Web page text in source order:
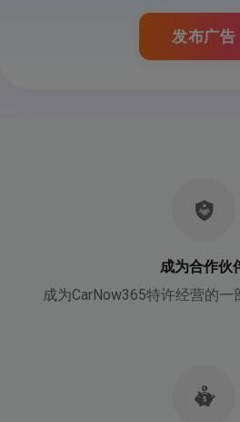
发布广告
成为合作伙
成为CarNow365特许经营的